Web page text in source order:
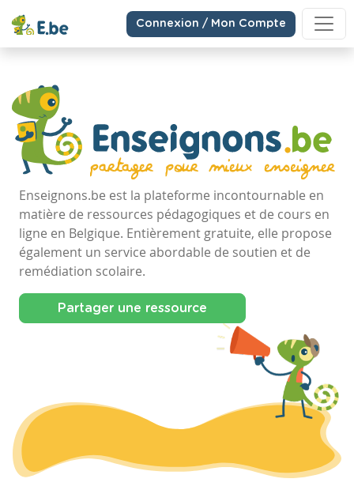
Connexion / Mon Compte
Enseignons.be est la plateforme incontournable en
matière de ressources pédagogiques et de cours en
ligne en Belgique. Entièrement gratuite, elle propose
également un service abordable de soutien et de
remédiation scolaire.
Partager une ressource